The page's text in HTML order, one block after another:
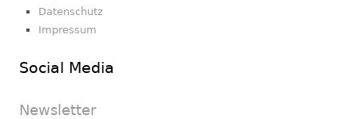
Datenschutz
Impressum
Social Media
Newsletter